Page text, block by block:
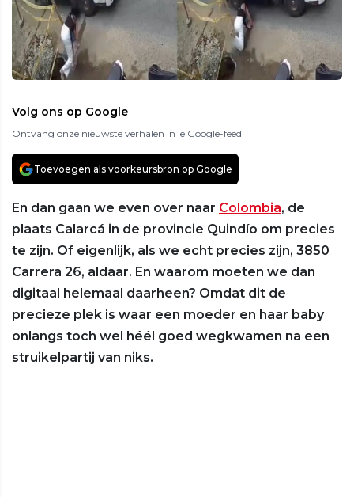
Volg ons op Google
Ontvang onze nieuwste verhalen in je Google-feed
Toevoegen als voorkeursbron op Google
En dan gaan we even over naar Colombia, de
plaats Calarcá in de provincie Quindío om precies
te zijn. Of eigenlijk, als we echt precies zijn, 3850
Carrera 26, aldaar. En waarom moeten we dan
digitaal helemaal daarheen? Omdat dit de
precieze plek is waar een moeder en haar baby
onlangs toch wel héél goed wegkwamen na een
struikelpartij van niks.